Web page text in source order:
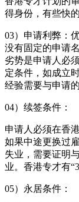
得身份，有些快
03）申请利弊：
没有固定的申请
劣势是申请人必
定条件，如成立
经验需要与申请
04）续签条件：
申请人必须在香
如果中途更换过
失业，需要证明
业。香港专才有
05）永居条件：